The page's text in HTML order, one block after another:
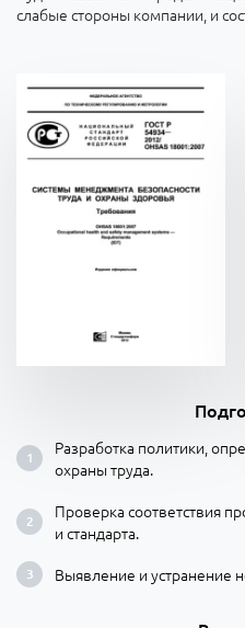
слабые стороны компании, и
Разработка политики,
охраны труда.
Проверка соответствия
и стандарта.
Выявление и устранение